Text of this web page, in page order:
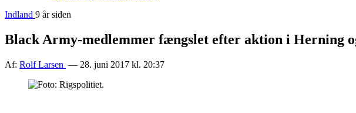
Indland 9 år siden
Black Army-medlemmer fængslet efter aktion i Herning
Af: Rolf Larsen — 28. juni 2017 kl. 20:37